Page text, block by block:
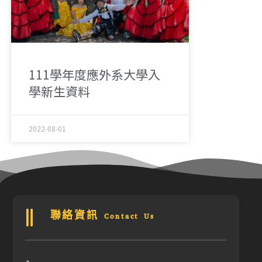
111學年度應外系大學入
學新生資料
2022-08-01
聯絡資訊 Contact Us